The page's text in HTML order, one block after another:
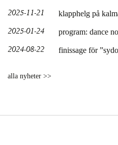
2025-11-21 klapphelg på
2025-01-24 program: dance
2024-08-22 finissage för
alla nyheter >>